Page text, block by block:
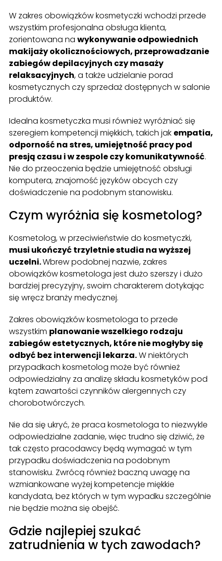
W zakres obowiązków kosmetyczki wchodzi przede
wszystkim profesjonalna obsługa klienta,
zorientowana na wykonywanie odpowiednich
makijaży okolicznościowych, przeprowadzanie
zabiegów depilacyjnych czy masaży
relaksacyjnych, a także udzielanie porad
kosmetycznych czy sprzedaż dostępnych w salonie
produktów.
Idealna kosmetyczka musi również wyróżniać się
szeregiem kompetencji miękkich, takich jak empatia,
odporność na stres, umiejętność pracy pod
presją czasu i w zespole czy komunikatywność.
Nie do przeoczenia będzie umiejętność obsługi
komputera, znajomość języków obcych czy
doświadczenie na podobnym stanowisku.
Czym wyróżnia się kosmetolog?
Kosmetolog, w przeciwieństwie do kosmetyczki,
musi ukończyć trzyletnie studia na wyższej
uczelni.Wbrew podobnej nazwie, zakres
obowiązków kosmetologa jest dużo szerszy i dużo
bardziej precyzyjny, swoim charakterem dotykając
się wręcz branży medycznej.
Zakres obowiązków kosmetologa to przede
wszystkim planowanie wszelkiego rodzaju
zabiegów estetycznych, które nie mogłyby się
odbyć bez interwencji lekarza.W niektórych
przypadkach kosmetolog może być również
odpowiedzialny za analizę składu kosmetyków pod
kątem zawartości czynników alergennych czy
chorobotwórczych.
Nie da się ukryć, że praca kosmetologa to niezwykle
odpowiedzialne zadanie, więc trudno się dziwić, że
tak często pracodawcy będą wymagać w tym
przypadku doświadczenia na podobnym
stanowisku. Zwrócą również baczną uwagę na
wzmiankowane wyżej kompetencje miękkie
kandydata, bez których w tym wypadku szczególnie
nie będzie można się obejść.
Gdzie najlepiej szukać
zatrudnienia w tych zawodach?